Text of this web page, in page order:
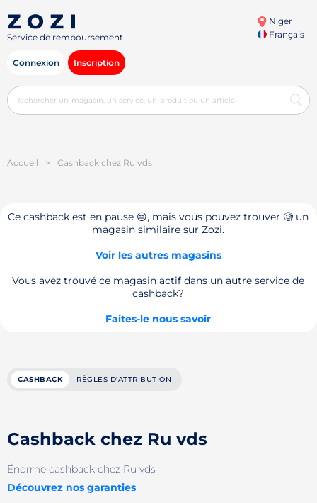
Service de remboursement
Niger
Français
Connexion Inscription
Accueil > Cashback chez Ru vds
Ce cashback est en pause 😔, mais vous pouvez trouver 🧐 un
magasin similaire sur Zozi.
Voir les autres magasins
Vous avez trouvé ce magasin actif dans un autre service de
cashback?
Faites-le nous savoir
CASHBACK RÈGLES D'ATTRIBUTION
Cashback chez Ru vds
Énorme cashback chez Ru vds
Découvrez nos garanties